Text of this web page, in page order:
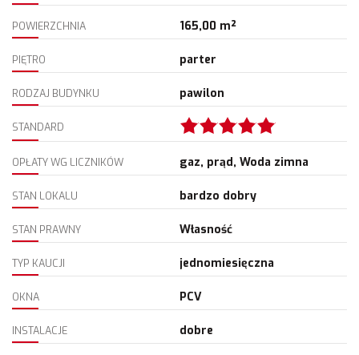
POWIERZCHNIA 165,00 m²
PIĘTRO parter
RODZAJ BUDYNKU pawilon
STANDARD
OPŁATY WG LICZNIKÓW gaz, prąd, Woda zimna
STAN LOKALU bardzo dobry
STAN PRAWNY Własność
TYP KAUCJI jednomiesięczna
OKNA PCV
INSTALACJE dobre